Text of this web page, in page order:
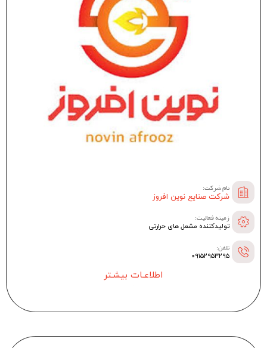
نام شرکت:
شرکت صنایع نوین افروز
زمینه فعالیت:
تولیدکننده مشعل های حرارتی
تلفن:
۰۹۱۵۲۹۵۳۲۹۵
اطلاعـات بیشـتر